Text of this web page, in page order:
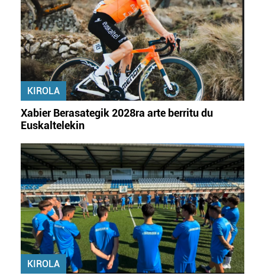
KIROLA
Xabier Berasategik 2028ra arte berritu du
Euskaltelekin
KIROLA